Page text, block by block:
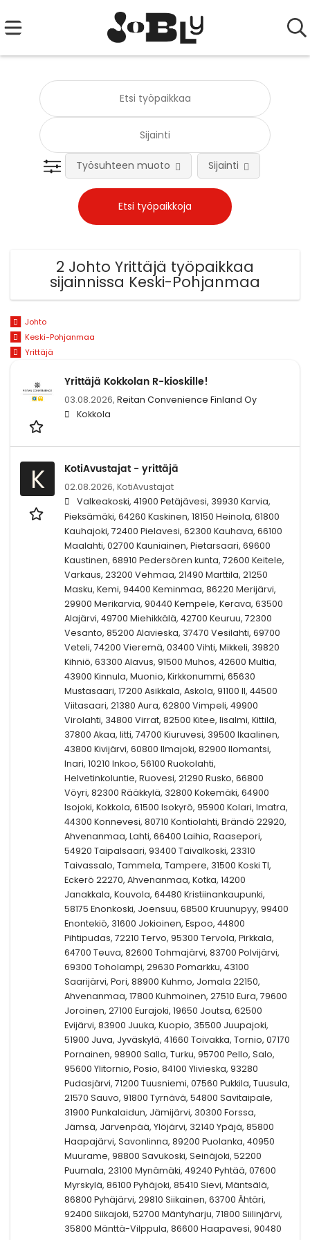
Työsuhteen muoto Sijainti
2 Johto Yrittäjä työpaikkaa
sijainnissa Keski-Pohjanmaa
Johto
Keski-Pohjanmaa
Yrittäjä
Yrittäjä Kokkolan R-kioskille!
03.08.2026, Reitan Convenience Finland Oy
Kokkola
K KotiAvustajat - yrittäjä
02.08.2026, KotiAvustajat
Valkeakoski, 41900 Petäjävesi, 39930 Karvia,
Pieksämäki, 64260 Kaskinen, 18150 Heinola, 61800
Kauhajoki, 72400 Pielavesi, 62300 Kauhava, 66100
Maalahti, 02700 Kauniainen, Pietarsaari, 69600
Kaustinen, 68910 Pedersören kunta, 72600 Keitele,
Varkaus, 23200 Vehmaa, 21490 Marttila, 21250
Masku, Kemi, 94400 Keminmaa, 86220 Merijärvi,
29900 Merikarvia, 90440 Kempele, Kerava, 63500
Alajärvi, 49700 Miehikkälä, 42700 Keuruu, 72300
Vesanto, 85200 Alavieska, 37470 Vesilahti, 69700
Veteli, 74200 Vieremä, 03400 Vihti, Mikkeli, 39820
Kihniö, 63300 Alavus, 91500 Muhos, 42600 Multia,
43900 Kinnula, Muonio, Kirkkonummi, 65630
Mustasaari, 17200 Asikkala, Askola, 91100 II, 44500
Viitasaari, 21380 Aura, 62800 Vimpeli, 49900
Virolahti, 34800 Virrat, 82500 Kitee, Iisalmi, Kittilä,
37800 Akaa, Iitti, 74700 Kiuruvesi, 39500 Ikaalinen,
43800 Kivijärvi, 60800 Ilmajoki, 82900 Ilomantsi,
Inari, 10210 Inkoo, 56100 Ruokolahti,
Helvetinkoluntie, Ruovesi, 21290 Rusko, 66800
Vöyri, 82300 Rääkkylä, 32800 Kokemäki, 64900
Isojoki, Kokkola, 61500 Isokyrö, 95900 Kolari, Imatra,
44300 Konnevesi, 80710 Kontiolahti, Brändö 22920,
Ahvenanmaa, Lahti, 66400 Laihia, Raasepori,
54920 Taipalsaari, 93400 Taivalkoski, 23310
Taivassalo, Tammela, Tampere, 31500 Koski Tl,
Eckerö 22270, Ahvenanmaa, Kotka, 14200
Janakkala, Kouvola, 64480 Kristiinankaupunki,
58175 Enonkoski, Joensuu, 68500 Kruunupyy, 99400
Enontekiö, 31600 Jokioinen, Espoo, 44800
Pihtipudas, 72210 Tervo, 95300 Tervola, Pirkkala,
64700 Teuva, 82600 Tohmajärvi, 83700 Polvijärvi,
69300 Toholampi, 29630 Pomarkku, 43100
Saarijärvi, Pori, 88900 Kuhmo, Jomala 22150,
Ahvenanmaa, 17800 Kuhmoinen, 27510 Eura, 79600
Joroinen, 27100 Eurajoki, 19650 Joutsa, 62500
Evijärvi, 83900 Juuka, Kuopio, 35500 Juupajoki,
51900 Juva, Jyväskylä, 41660 Toivakka, Tornio, 07170
Pornainen, 98900 Salla, Turku, 95700 Pello, Salo,
95600 Ylitornio, Posio, 84100 Ylivieska, 93280
Pudasjärvi, 71200 Tuusniemi, 07560 Pukkila, Tuusula,
21570 Sauvo, 91800 Tyrnävä, 54800 Savitaipale,
31900 Punkalaidun, Jämijärvi, 30300 Forssa,
Jämsä, Järvenpää, Ylöjärvi, 32140 Ypäjä, 85800
Haapajärvi, Savonlinna, 89200 Puolanka, 40950
Muurame, 98800 Savukoski, Seinäjoki, 52200
Puumala, 23100 Mynämäki, 49240 Pyhtää, 07600
Myrskylä, 86100 Pyhäjoki, 85410 Sievi, Mäntsälä,
86800 Pyhäjärvi, 29810 Siikainen, 63700 Ähtäri,
92400 Siikajoki, 52700 Mäntyharju, 71800 Siilinjärvi,
35800 Mänttä-Vilppula, 86600 Haapavesi, 90480